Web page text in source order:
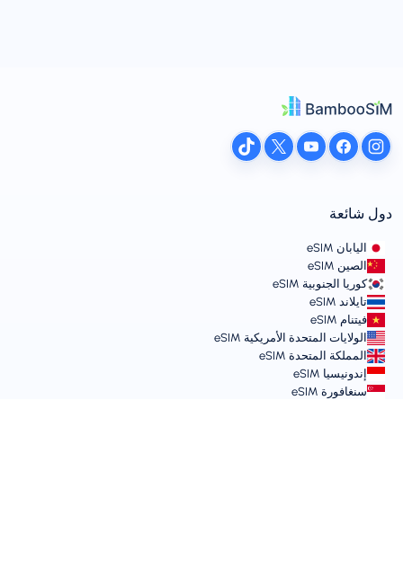
دول شائعة
اليابان eSIM
الصين eSIM
كوريا الجنوبية eSIM
تايلاند eSIM
فيتنام eSIM
الولايات المتحدة الأمريكية eSIM
المملكة المتحدة eSIM
إندونيسيا eSIM
سنغافورة eSIM